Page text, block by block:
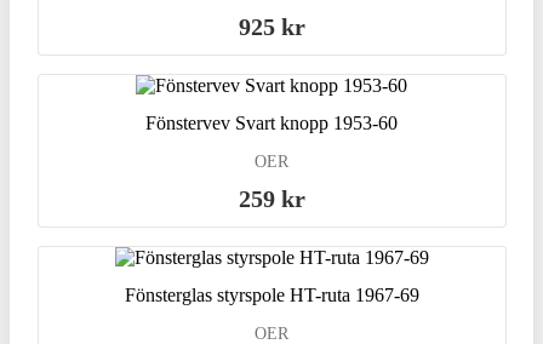
925 kr
Fönstervev Svart knopp 1953-60
OER
259 kr
Fönsterglas styrspole HT-ruta 1967-69
OER